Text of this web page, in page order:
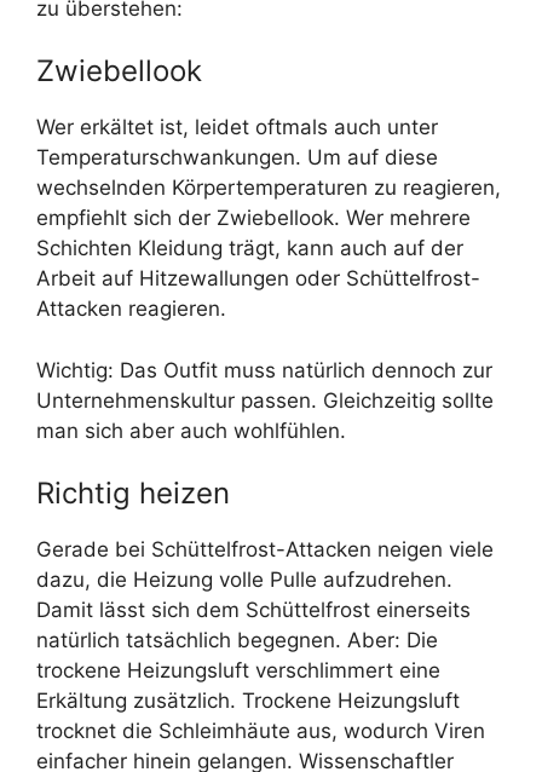
zu überstehen:
Zwiebellook
Wer erkältet ist, leidet oftmals auch unter
Temperaturschwankungen. Um auf diese
wechselnden Körpertemperaturen zu reagieren,
empfiehlt sich der Zwiebellook. Wer mehrere
Schichten Kleidung trägt, kann auch auf der
Arbeit auf Hitzewallungen oder Schüttelfrost-
Attacken reagieren.
Wichtig: Das Outfit muss natürlich dennoch zur
Unternehmenskultur passen. Gleichzeitig sollte
man sich aber auch wohlfühlen.
Richtig heizen
Gerade bei Schüttelfrost-Attacken neigen viele
dazu, die Heizung volle Pulle aufzudrehen.
Damit lässt sich dem Schüttelfrost einerseits
natürlich tatsächlich begegnen. Aber: Die
trockene Heizungsluft verschlimmert eine
Erkältung zusätzlich. Trockene Heizungsluft
trocknet die Schleimhäute aus, wodurch Viren
einfacher hinein gelangen. Wissenschaftler